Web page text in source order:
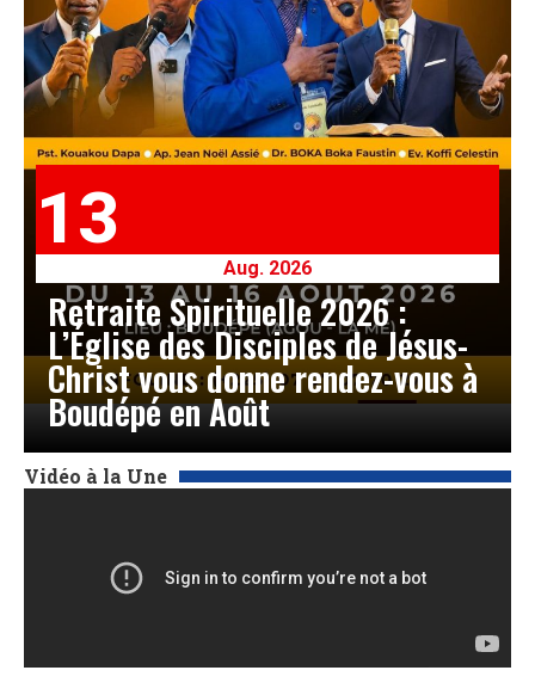
13
Aug. 2026
Retraite Spirituelle 2026 :
L’Église des Disciples de Jésus-
Christ vous donne rendez-vous à
Boudépé en Août
Vidéo à la Une